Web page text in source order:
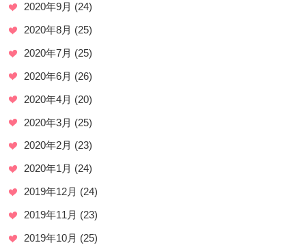
2020年9月 (24)
2020年8月 (25)
2020年7月 (25)
2020年6月 (26)
2020年4月 (20)
2020年3月 (25)
2020年2月 (23)
2020年1月 (24)
2019年12月 (24)
2019年11月 (23)
2019年10月 (25)